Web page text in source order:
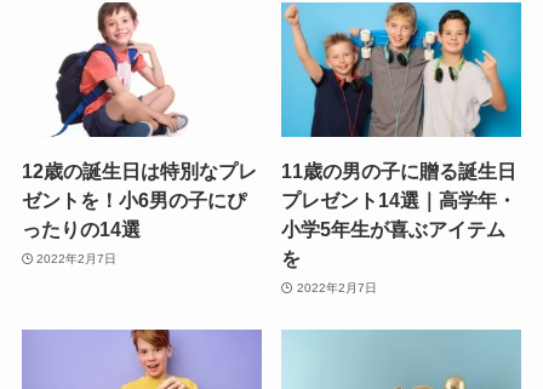
12歳の誕生日は特別なプレ
ゼントを！小6男の子にぴ
ったりの14選
2022年2月7日
11歳の男の子に贈る誕生日
プレゼント14選｜高学年・
小学5年生が喜ぶアイテム
を
2022年2月7日